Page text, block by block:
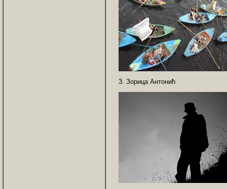
3. Зорица Антонић